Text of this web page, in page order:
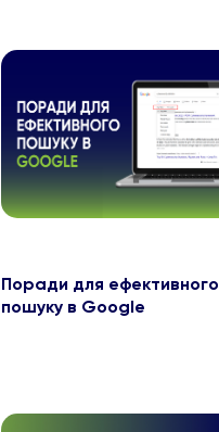
Поради для ефективного
пошуку в Google